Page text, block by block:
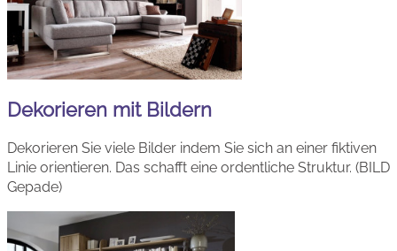
Dekorieren mit Bildern
Dekorieren Sie viele Bilder indem Sie sich an einer fiktiven
Linie orientieren. Das schafft eine ordentliche Struktur. (BILD
Gepade)